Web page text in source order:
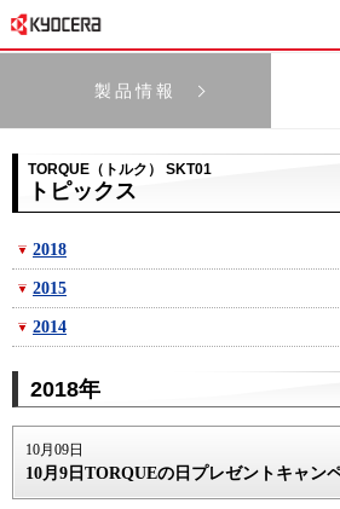
製品情報
TORQUE（トルク） SKT01
トピックス
2018
2015
2014
2018年
10月09日
10月9日TORQUEの日プレゼントキャン